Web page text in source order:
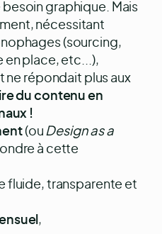
graphique. Mais
nécessitant
(sourcing,
en place, etc...),
ne répondait plus aux
du contenu en
!
(ou Design as a
à cette
fluide, transparente et
,